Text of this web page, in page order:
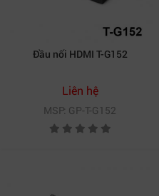
Đầu nối HDMI T-G152
Liên hệ
MSP: GP-T-G152